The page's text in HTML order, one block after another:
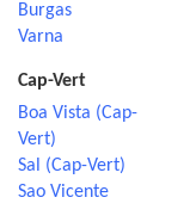
Burgas
Varna
Cap-Vert
Boa Vista (Cap-
Vert)
Sal (Cap-Vert)
Sao Vicente